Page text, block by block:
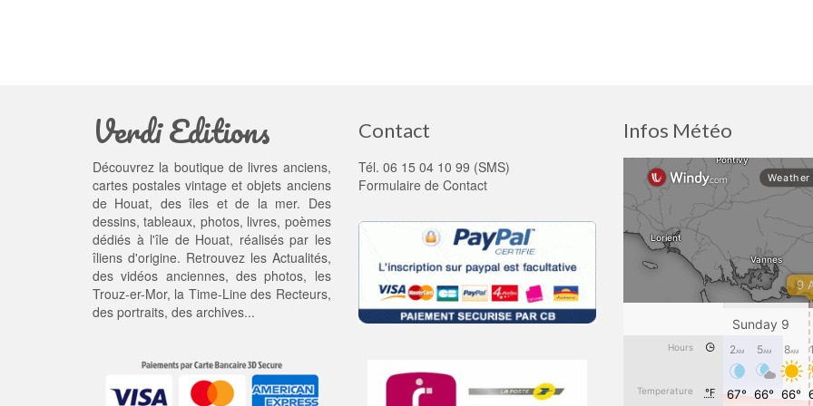
Verdi Editions
Découvrez la boutique de livres anciens,
cartes postales vintage et objets anciens
de Houat, des îles et de la mer. Des
dessins, tableaux, photos, livres, poèmes
dédiés à l'île de Houat, réalisés par les
îliens d'origine. Retrouvez les Actualités,
desvidéos anciennes, desphotos, les
Trouz-er-Mor, la Time-Line des Recteurs,
des portraits, des archives...
Contact
Tél. 06 15 04 10 99 (SMS)
Formulaire de Contact
Infos Météo